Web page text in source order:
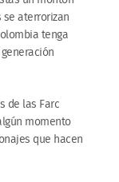
aterrorizan
tenga
de las Farc
momento
que hacen